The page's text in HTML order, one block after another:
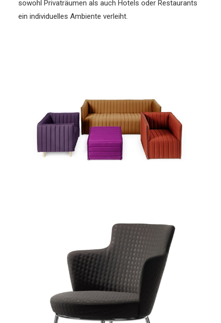
sowohl Privaträumen als auch Hotels oder Restaurants
ein individuelles Ambiente verleiht.